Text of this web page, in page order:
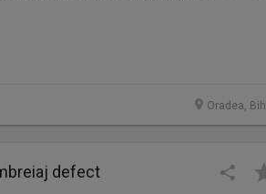
Oradea,
defect